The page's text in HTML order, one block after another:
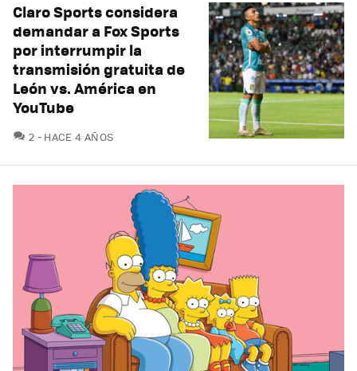
Claro Sports considera
demandar a Fox Sports
por interrumpir la
transmisión gratuita de
León vs. América en
YouTube
2 COMENTARIOS
HACE 4 AÑOS